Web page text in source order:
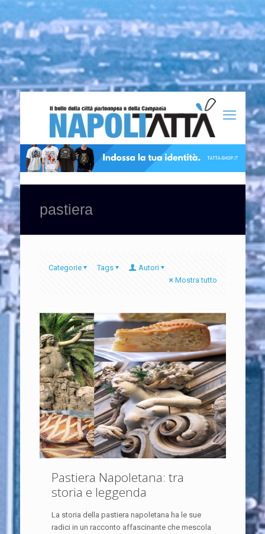
pastiera
Categorie Tags
Autori
Mostra tutto
Pastiera Napoletana: tra
storia e leggenda
La storia della pastiera napoletana ha le sue
radici in un racconto affascinante che mescola